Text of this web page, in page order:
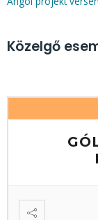
Közelgő